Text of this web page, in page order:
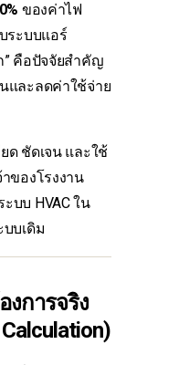
ของค่าไฟ
ระบบแอร์
” คือปัจจัยสำคัญ
และลดค่าใช้จ่าย
ด ชัดเจน และใช้
ของโรงงาน
บบ HVAC ใน
บเดิม
งการจริง